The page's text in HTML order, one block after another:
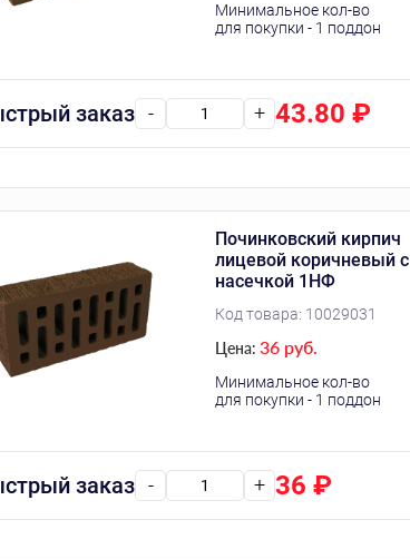
Минимальное кол-во
для покупки - 1 поддон
заказ - + 43.80 ₽
Починковский кирпич
лицевой коричневый с
насечкой 1НФ
Код товара: 10029031
Цена: 36 руб.
Минимальное кол-во
для покупки - 1 поддон
заказ - + 36 ₽